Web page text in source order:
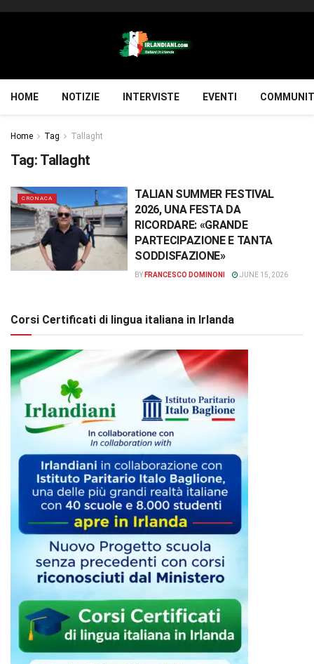
HOME NOTIZIE INTERVISTE EVENTI
Home Tag Tallaght
Tag: Tallaght
CRONACA
TALIAN SUMMER FESTIVAL
2026, UNA FESTA DA
RICORDARE: «GRANDE
PARTECIPAZIONE E TANTA
SODDISFAZIONE»
BY FRANCESCO DOMINONI JUNE 15, 2026
Corsi Certificati di lingua italiana in Irlanda